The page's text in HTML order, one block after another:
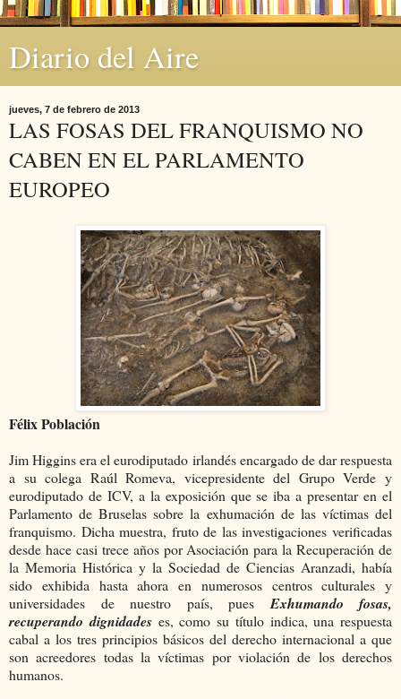
Diario del Aire
jueves, 7 de febrero de 2013
LAS FOSAS DEL FRANQUISMO NO
CABEN EN EL PARLAMENTO
EUROPEO
Félix Población
Jim Higgins era el eurodiputado irlandés encargado de dar respuesta
a su colega Raúl Romeva, vicepresidente del Grupo Verde y
eurodiputado de ICV, a la exposición que se iba a presentar en el
Parlamento de Bruselas sobre la exhumación de las víctimas del
franquismo. Dicha muestra, fruto de las investigaciones verificadas
desde hace casi trece años por Asociación para la Recuperación de
la Memoria Histórica y la Sociedad de Ciencias Aranzadi, había
sido exhibida hasta ahora en numerosos centros culturales y
universidades de nuestro país, pues Exhumando fosas,
recuperando dignidadeses, como su título indica, una respuesta
cabal a los tres principios básicos del derecho internacional a que
son acreedores todas la víctimas por violación de los derechos
humanos.